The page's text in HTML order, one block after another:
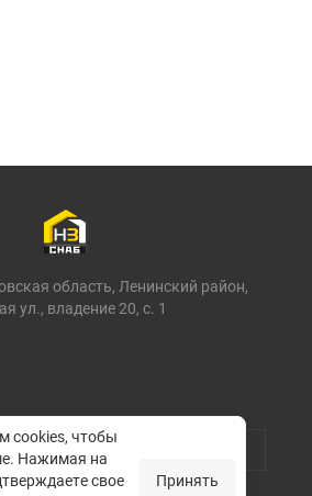
область, Ленинский район,
ул., владение 20, с. 1
cookies, чтобы
Нажимая на
свое
Принять